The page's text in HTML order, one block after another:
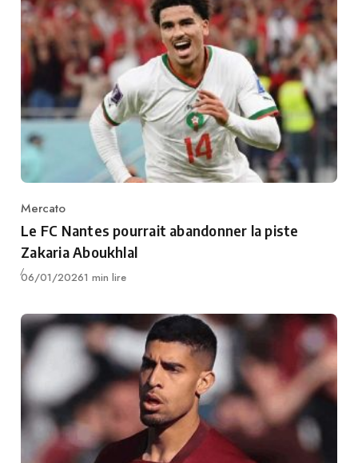
Category
Mercato
Le FC Nantes pourrait abandonner la piste
Zakaria Aboukhlal
Publié
06/01/20261 min lire